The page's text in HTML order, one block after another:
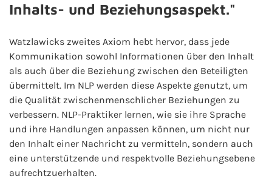
Inhalts- und Beziehungsaspekt."
Watzlawicks zweites Axiom hebt hervor, dass jede
Kommunikation sowohl Informationen über den Inhalt
als auch über die Beziehung zwischen den Beteiligten
übermittelt. Im NLP werden diese Aspekte genutzt, um
die Qualität zwischenmenschlicher Beziehungen zu
verbessern. NLP-Praktiker lernen, wie sie ihre Sprache
und ihre Handlungen anpassen können, um nicht nur
den Inhalt einer Nachricht zu vermitteln, sondern auch
eine unterstützende und respektvolle Beziehungsebene
aufrechtzuerhalten.